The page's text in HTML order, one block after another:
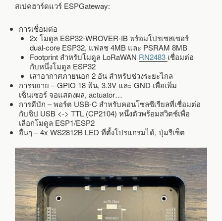
สเปคฮาร์ดแวร์ ESPGateway:
การเชื่อมต่อ
2x โมดูล ESP32-WROVER-IB พร้อมโปรเซสเซอร์
dual-core ESP32, แฟลช 4MB และ PSRAM 8MB
Footprint สำหรับโมดูล LoRaWAN RN2483 เชื่อมต่อ
กับหนึ่งโมดูล ESP32
เสาอากาศภายนอก 2 อัน สำหรับช่วงระยะไกล
การขยาย – GPIO 18 พิน, 3.3V และ GND เพื่อเพิ่ม
เซ็นเซอร์ จอแสดงผล, actuator…
การดีบัก – พอร์ต USB-C สำหรับคอนโซลซีเรียลที่เชื่อมต่อ
กับชิป USB <-> TTL (CP2104) หนึ่งตัวพร้อมสวิตช์เพื่อ
เลือกโมดูล ESP1/ESP2
อื่นๆ – 4x WS2812B LED ที่ตั้งโปรแกรมได้, ปุ่มรีเซ็ต